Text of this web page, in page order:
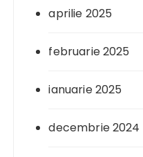
aprilie 2025
februarie 2025
ianuarie 2025
decembrie 2024